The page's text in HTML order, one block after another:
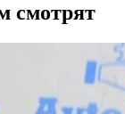
смотрят